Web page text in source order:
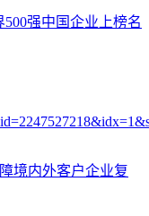
500强中国企业上榜名
境内外客户企业复